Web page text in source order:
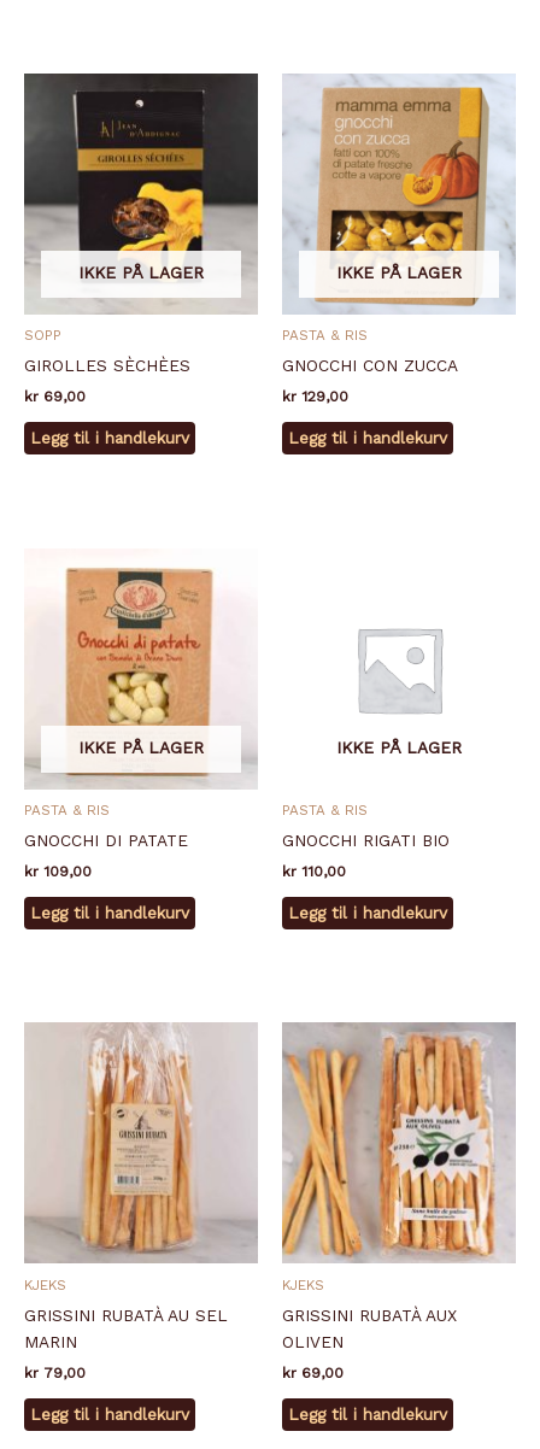
IKKE PÅ LAGER
SOPP
GIROLLES SÈCHÈES
kr 69,00
Legg til i handlekurv
IKKE PÅ LAGER
PASTA & RIS
GNOCCHI CON ZUCCA
kr 129,00
Legg til i handlekurv
IKKE PÅ LAGER
PASTA & RIS
GNOCCHI DI PATATE
kr 109,00
Legg til i handlekurv
IKKE PÅ LAGER
PASTA & RIS
GNOCCHI RIGATI BIO
kr 110,00
Legg til i handlekurv
KJEKS
GRISSINI RUBATÀ AU SEL
MARIN
kr 79,00
Legg til i handlekurv
KJEKS
GRISSINI RUBATÀ AUX
OLIVEN
kr 69,00
Legg til i handlekurv